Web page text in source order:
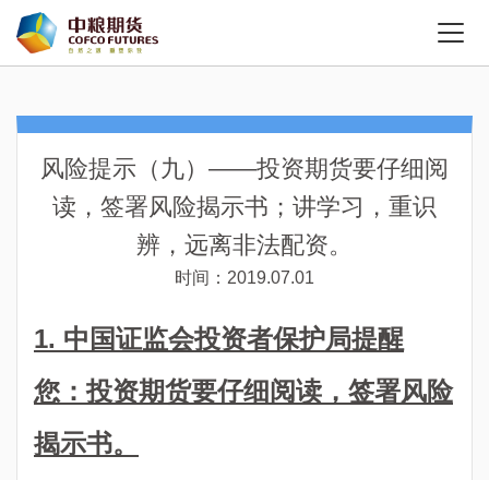
风险提示（九）——投资期货要仔细阅
读，签署风险揭示书；讲学习，重识
辨，远离非法配资。
时间：2019.07.01
1. 中国证监会投资者保护局提醒
您：投资期货要仔细阅读，签署风险
揭示书。